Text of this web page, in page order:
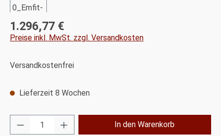
Regulärer Preis:
1.296,77 €
Preise inkl. MwSt. zzgl. Versandkosten
Versandkostenfrei
Lieferzeit 8 Wochen
Produkt Anzahl: Gib den gewünschten
In den Warenkorb